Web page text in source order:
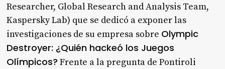
Researcher, Global Research and Analysis Team,
Kaspersky Lab) que se dedicó a exponer las
investigaciones de su empresa sobre Olympic
Destroyer: ¿Quién hackeó los Juegos
Olímpicos? Frente a la pregunta de Pontiroli